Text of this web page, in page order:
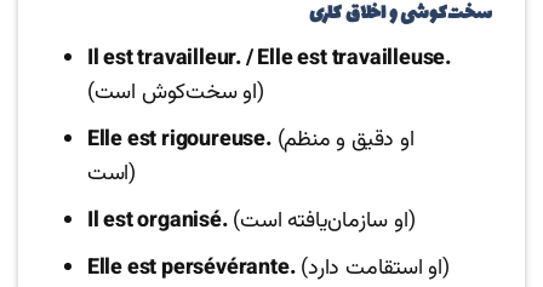
سخت‌کوشی و اخلاق کاری
Il est travailleur. / Elle est travailleuse.
(او سخت‌کوش است)
Elle est rigoureuse.(او دقیق و منظم
است)
Il est organisé.
(او سازمان‌یافته است)
Elle est persévérante.
(او استقامت دارد)